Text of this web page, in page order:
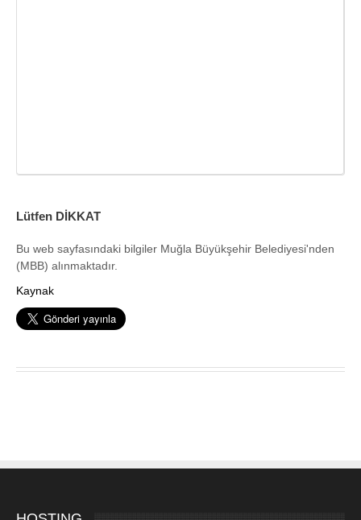
Lütfen DİKKAT
Bu web sayfasındaki bilgiler Muğla Büyükşehir Belediyesi'nden
(MBB) alınmaktadır.
Kaynak